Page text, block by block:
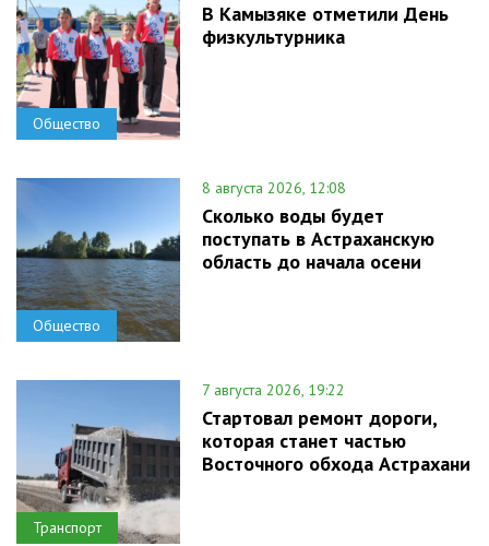
Общество
В Камызяке отметили День
физкультурника
Общество
8 августа 2026, 12:08
Сколько воды будет
поступать в Астраханскую
область до начала осени
Транспорт
7 августа 2026, 19:22
Стартовал ремонт дороги,
которая станет частью
Восточного обхода Астрахани